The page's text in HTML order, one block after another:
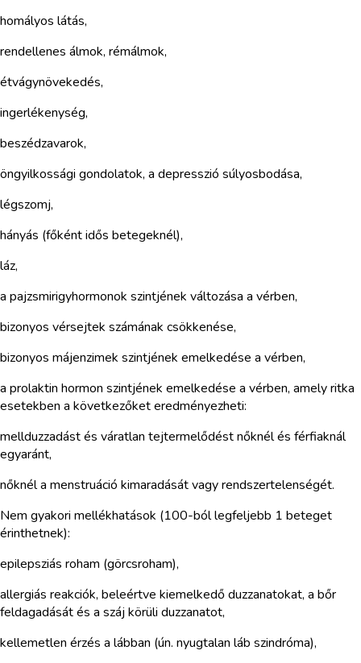
homályos látás,
rendellenes álmok, rémálmok,
étvágynövekedés,
ingerlékenység,
beszédzavarok,
öngyilkossági gondolatok, a depresszió súlyosbodása,
légszomj,
hányás (főként idős betegeknél),
láz,
a pajzsmirigyhormonok szintjének változása a vérben,
bizonyos vérsejtek számának csökkenése,
bizonyos májenzimek szintjének emelkedése a vérben,
a prolaktin hormon szintjének emelkedése a vérben, amely ritka
esetekben a következőket eredményezheti:
mellduzzadást és váratlan tejtermelődést nőknél és férfiaknál
egyaránt,
nőknél a menstruáció kimaradását vagy rendszertelenségét.
Nem gyakori mellékhatások (100-ból legfeljebb 1 beteget
érinthetnek):
epilepsziás roham (görcsroham),
allergiás reakciók, beleértve kiemelkedő duzzanatokat, a bőr
feldagadását és a száj körüli duzzanatot,
kellemetlen érzés a lábban (ún. nyugtalan láb szindróma),